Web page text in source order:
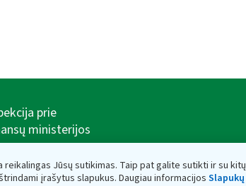
Jūsų sutikimas. Taip pat galite sutikti ir su kitų
įrašytus slapukus. Daugiau informacijos Slapukų
prie
ministerijos
Vilnius, Lietuva,
dėžutės adresas